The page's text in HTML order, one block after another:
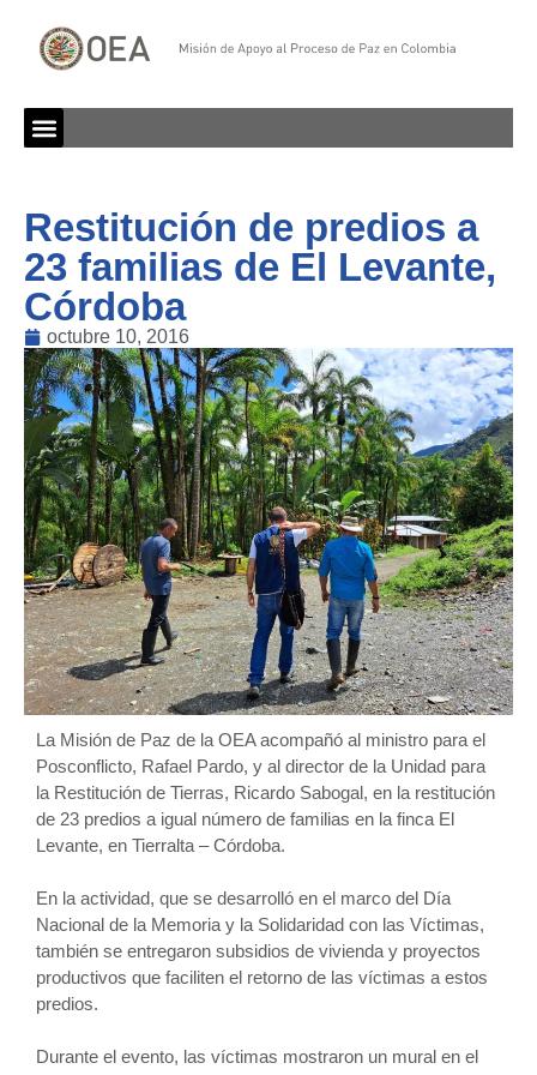
Restitución de predios a
23 familias de El Levante,
Córdoba
octubre 10, 2016
La Misión de Paz de la OEA acompañó al ministro para el
Posconflicto, Rafael Pardo, y al director de la Unidad para
la Restitución de Tierras, Ricardo Sabogal, en la restitución
de 23 predios a igual número de familias en la finca El
Levante, en Tierralta – Córdoba.
En la actividad, que se desarrolló en el marco del Día
Nacional de la Memoria y la Solidaridad con las Víctimas,
también se entregaron subsidios de vivienda y proyectos
productivos que faciliten el retorno de las víctimas a estos
predios.
Durante el evento, las víctimas mostraron un mural en el